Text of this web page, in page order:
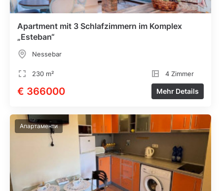
Apartment mit 3 Schlafzimmern im Komplex
„Esteban“
Nessebar
230 m² 4 Zimmer
€ 366000 Mehr Details
Апартаменти